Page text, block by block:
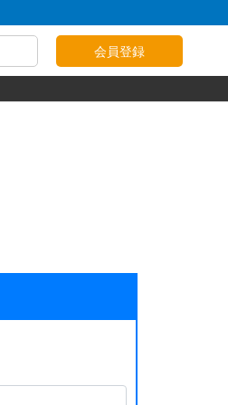
会員登録